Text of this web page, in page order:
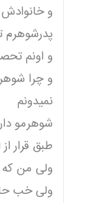
و
پدرشوهرم
و اونم
و چرا
نمیدونم
شوهرمو
طبق قرار
ولی من که
ولی خب